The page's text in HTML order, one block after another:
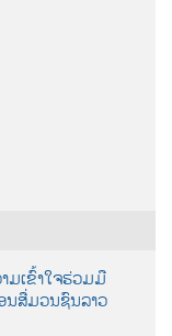
ມເຂົ້າໃຈຮ່ວມມື
ນສື່ມວນຊົນລາວ